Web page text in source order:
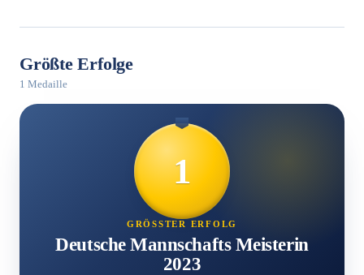
Größte Erfolge
1 Medaille
1
GRÖSSTER ERFOLG
Deutsche Mannschafts Meisterin
2023